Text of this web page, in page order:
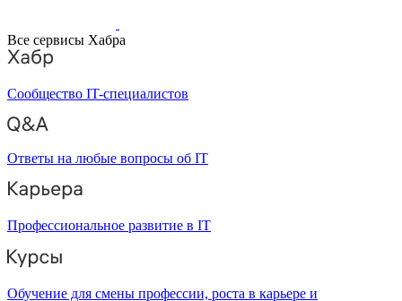
Все сервисы Хабра
Сообщество IT-специалистов
Ответы на любые вопросы об IT
Профессиональное развитие в IT
Обучение для смены профессии, роста в карьере и